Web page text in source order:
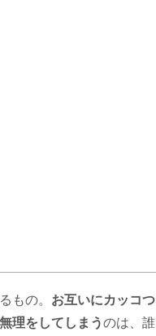
もの。 お互いにカッコつ
理をしてしまうのは、誰